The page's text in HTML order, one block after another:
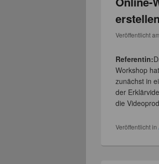
Veröffentlicht
Referentin:
Workshop
zunächst in
der
die
Veröffentlicht in